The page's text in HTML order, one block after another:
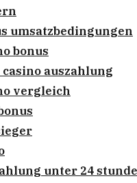
umsatzbedingungen
bonus
auszahlung
vergleich
unter 24